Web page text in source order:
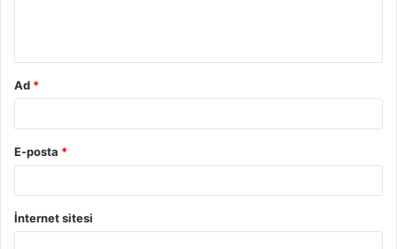
Ad *
E-posta *
İnternet sitesi